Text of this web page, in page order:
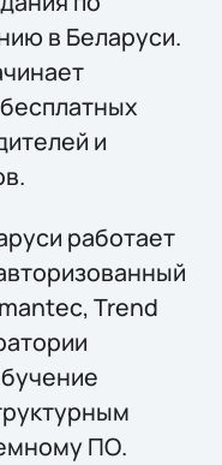
в Беларуси.
и
работает
Trend
ПО.